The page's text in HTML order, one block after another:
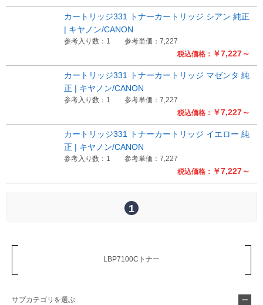
Myページ 見積書 お気に入り
税込価格： ￥7,227～
カートリッジ331 トナーカートリッジ シアン 純正
| キヤノン/CANON
参考入り数：1 参考単価：7,227
税込価格： ￥7,227～
カートリッジ331 トナーカートリッジ マゼンタ 純
正 | キヤノン/CANON
参考入り数：1 参考単価：7,227
税込価格： ￥7,227～
カートリッジ331 トナーカートリッジ イエロー 純
正 | キヤノン/CANON
参考入り数：1 参考単価：7,227
1
LBP7100Cトナー
サブカテゴリを選ぶ